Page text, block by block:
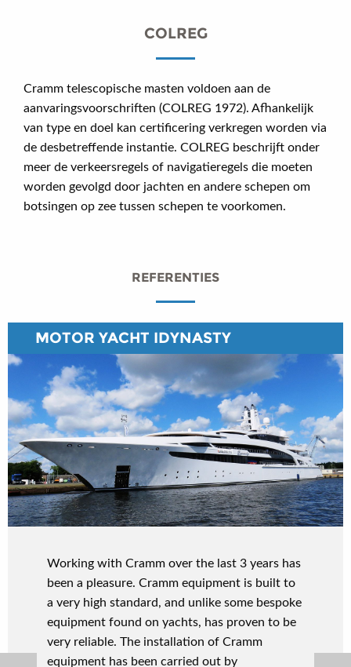
COLREG
Cramm telescopische masten voldoen aan de
aanvaringsvoorschriften (COLREG 1972). Afhankelijk
van type en doel kan certificering verkregen worden via
de desbetreffende instantie. COLREG beschrijft onder
meer de verkeersregels of navigatieregels die moeten
worden gevolgd door jachten en andere schepen om
botsingen op zee tussen schepen te voorkomen.
REFERENTIES
MOTOR YACHT IDYNASTY
Working with Cramm over the last 3 years has
been a pleasure. Cramm equipment is built to
a very high standard, and unlike some bespoke
equipment found on yachts, has proven to be
very reliable. The installation of Cramm
equipment has been carried out by